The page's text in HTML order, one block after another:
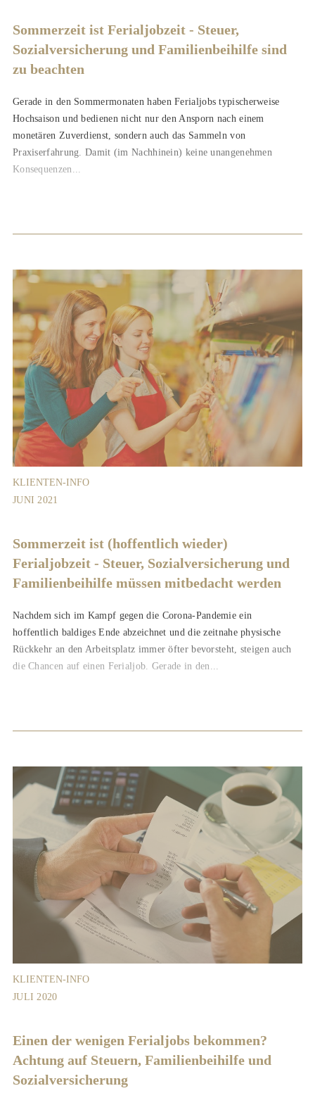
Sommerzeit ist Ferialjobzeit - Steuer,
Sozialversicherung und Familienbeihilfe sind
zu beachten
Gerade in den Sommermonaten haben Ferialjobs typischerweise
Hochsaison und bedienen nicht nur den Ansporn nach einem
monetären Zuverdienst, sondern auch das Sammeln von
Praxiserfahrung. Damit (im Nachhinein) keine unangenehmen
Konsequenzen...
KLIENTEN-INFO
JUNI 2021
Sommerzeit ist (hoffentlich wieder)
Ferialjobzeit - Steuer, Sozialversicherung und
Familienbeihilfe müssen mitbedacht werden
Nachdem sich im Kampf gegen die Corona-Pandemie ein
hoffentlich baldiges Ende abzeichnet und die zeitnahe physische
Rückkehr an den Arbeitsplatz immer öfter bevorsteht, steigen auch
die Chancen auf einen Ferialjob. Gerade in den...
KLIENTEN-INFO
JULI 2020
Einen der wenigen Ferialjobs bekommen?
Achtung auf Steuern, Familienbeihilfe und
Sozialversicherung